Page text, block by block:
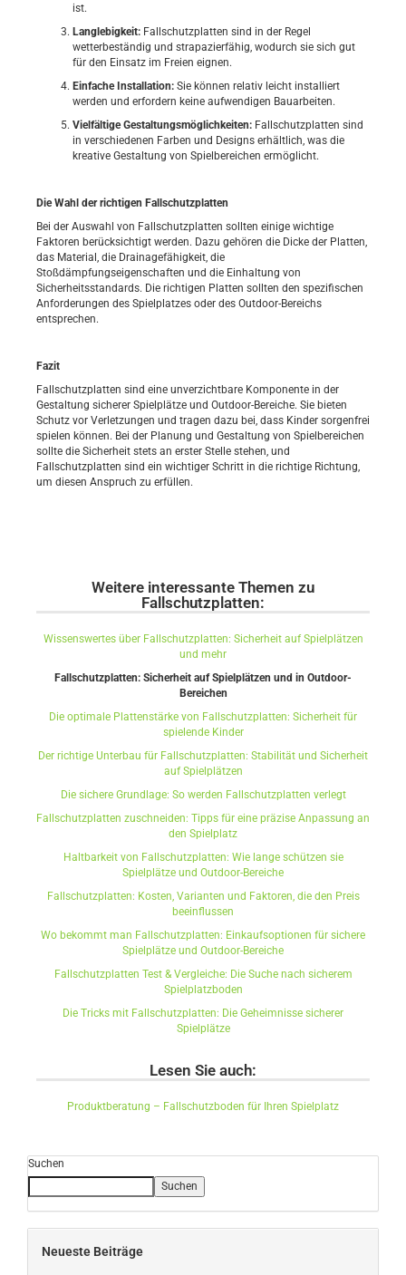
ist.
Langlebigkeit: Fallschutzplatten sind in der Regel
wetterbeständig und strapazierfähig, wodurch sie sich gut
für den Einsatz im Freien eignen.
Einfache Installation: Sie können relativ leicht installiert
werden und erfordern keine aufwendigen Bauarbeiten.
Vielfältige Gestaltungsmöglichkeiten: Fallschutzplatten sind
in verschiedenen Farben und Designs erhältlich, was die
kreative Gestaltung von Spielbereichen ermöglicht.
Die Wahl der richtigen Fallschutzplatten
Bei der Auswahl von Fallschutzplatten sollten einige wichtige
Faktoren berücksichtigt werden. Dazu gehören die Dicke der Platten,
das Material, die Drainagefähigkeit, die
Stoßdämpfungseigenschaften und die Einhaltung von
Sicherheitsstandards. Die richtigen Platten sollten den spezifischen
Anforderungen des Spielplatzes oder des Outdoor-Bereichs
entsprechen.
Fazit
Fallschutzplatten sind eine unverzichtbare Komponente in der
Gestaltung sicherer Spielplätze und Outdoor-Bereiche. Sie bieten
Schutz vor Verletzungen und tragen dazu bei, dass Kinder sorgenfrei
spielen können. Bei der Planung und Gestaltung von Spielbereichen
sollte die Sicherheit stets an erster Stelle stehen, und
Fallschutzplatten sind ein wichtiger Schritt in die richtige Richtung,
um diesen Anspruch zu erfüllen.
Weitere interessante Themen zu
Fallschutzplatten:
Wissenswertes über Fallschutzplatten: Sicherheit auf Spielplätzen
und mehr
Fallschutzplatten: Sicherheit auf Spielplätzen und in Outdoor-
Bereichen
Die optimale Plattenstärke von Fallschutzplatten: Sicherheit für
spielende Kinder
Der richtige Unterbau für Fallschutzplatten: Stabilität und Sicherheit
auf Spielplätzen
Die sichere Grundlage: So werden Fallschutzplatten verlegt
Fallschutzplatten zuschneiden: Tipps für eine präzise Anpassung an
den Spielplatz
Haltbarkeit von Fallschutzplatten: Wie lange schützen sie
Spielplätze und Outdoor-Bereiche
Fallschutzplatten: Kosten, Varianten und Faktoren, die den Preis
beeinflussen
Wo bekommt man Fallschutzplatten: Einkaufsoptionen für sichere
Spielplätze und Outdoor-Bereiche
Fallschutzplatten Test & Vergleiche: Die Suche nach sicherem
Spielplatzboden
Die Tricks mit Fallschutzplatten: Die Geheimnisse sicherer
Spielplätze
Lesen Sie auch:
Produktberatung – Fallschutzboden für Ihren Spielplatz
Suchen
Suchen
Neueste Beiträge